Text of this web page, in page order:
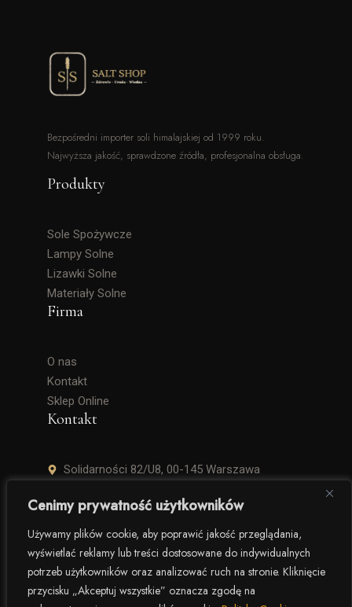
Cenimy prywatność użytkowników
Używamy plików cookie, aby poprawić jakość przeglądania,
wyświetlać reklamy lub treści dostosowane do indywidualnych
potrzeb użytkowników oraz analizować ruch na stronie. Kliknięcie
przycisku „Akceptuj wszystkie” oznacza zgodę na
Bezpośredni importer soli himalajskiej od 1999 roku.
Najwyższa jakość, sprawdzone źródła, profesjonalna obsługa.
Produkty
Sole Spożywcze
Lampy Solne
Lizawki Solne
Materiały Solne
Firma
O nas
Kontakt
Sklep Online
Kontakt
Solidarności 82/U8, 00-145 Warszawa
+48 506 504 900
krzysztof.lipinski@salinarium.com
Pon. – Pt. 8:00 – 16:00